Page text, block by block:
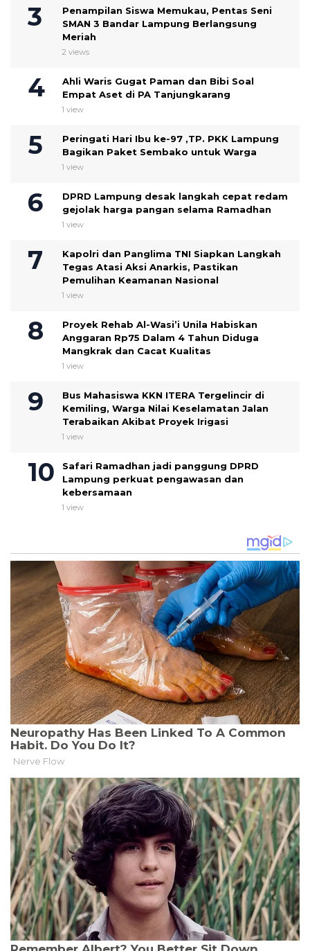
Penampilan Siswa Memukau, Pentas Seni
SMAN 3 Bandar Lampung Berlangsung
Meriah
2 views
Ahli Waris Gugat Paman dan Bibi Soal
Empat Aset di PA Tanjungkarang
1 view
Peringati Hari Ibu ke-97 ,TP. PKK Lampung
Bagikan Paket Sembako untuk Warga
1 view
DPRD Lampung desak langkah cepat redam
gejolak harga pangan selama Ramadhan
1 view
Kapolri dan Panglima TNI Siapkan Langkah
Tegas Atasi Aksi Anarkis, Pastikan
Pemulihan Keamanan Nasional
1 view
Proyek Rehab Al-Wasi’i Unila Habiskan
Anggaran Rp75 Dalam 4 Tahun Diduga
Mangkrak dan Cacat Kualitas
1 view
Bus Mahasiswa KKN ITERA Tergelincir di
Kemiling, Warga Nilai Keselamatan Jalan
Terabaikan Akibat Proyek Irigasi
1 view
Safari Ramadhan jadi panggung DPRD
Lampung perkuat pengawasan dan
kebersamaan
1 view